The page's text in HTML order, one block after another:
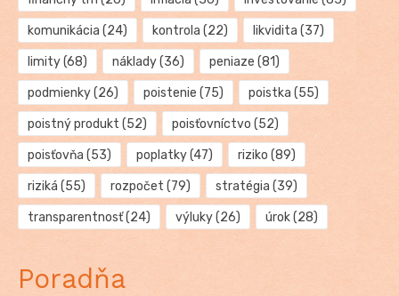
komunikácia (24) kontrola (22) likvidita (37)
limity(68) náklady(36) peniaze (81)
podmienky(26) poistenie (75) poistka (55)
poistný produkt (52) poisťovníctvo (52)
poisťovňa (53) poplatky(47) riziko (89)
riziká (55) rozpočet (79) stratégia (39)
transparentnosť(24) výluky(26) úrok(28)
Poradňa